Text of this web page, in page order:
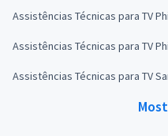
Assistências Técnicas para TV
Assistências Técnicas para TV
Assistências Técnicas para TV